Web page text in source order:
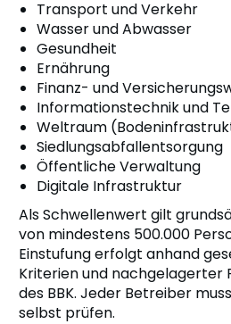
Transport und Verkehr
Wasser und Abwasser
Gesundheit
Ernährung
Finanz- und
Informationstechnik und
Weltraum
Siedlungsabfallentsorgung
Öffentliche Verwaltung
Digitale Infrastruktur
Als Schwellenwert gilt
von mindestens 500.000
Einstufung erfolgt anhand
Kriterien und nachgelagerter
des BBK. Jeder Betreiber
selbst prüfen.